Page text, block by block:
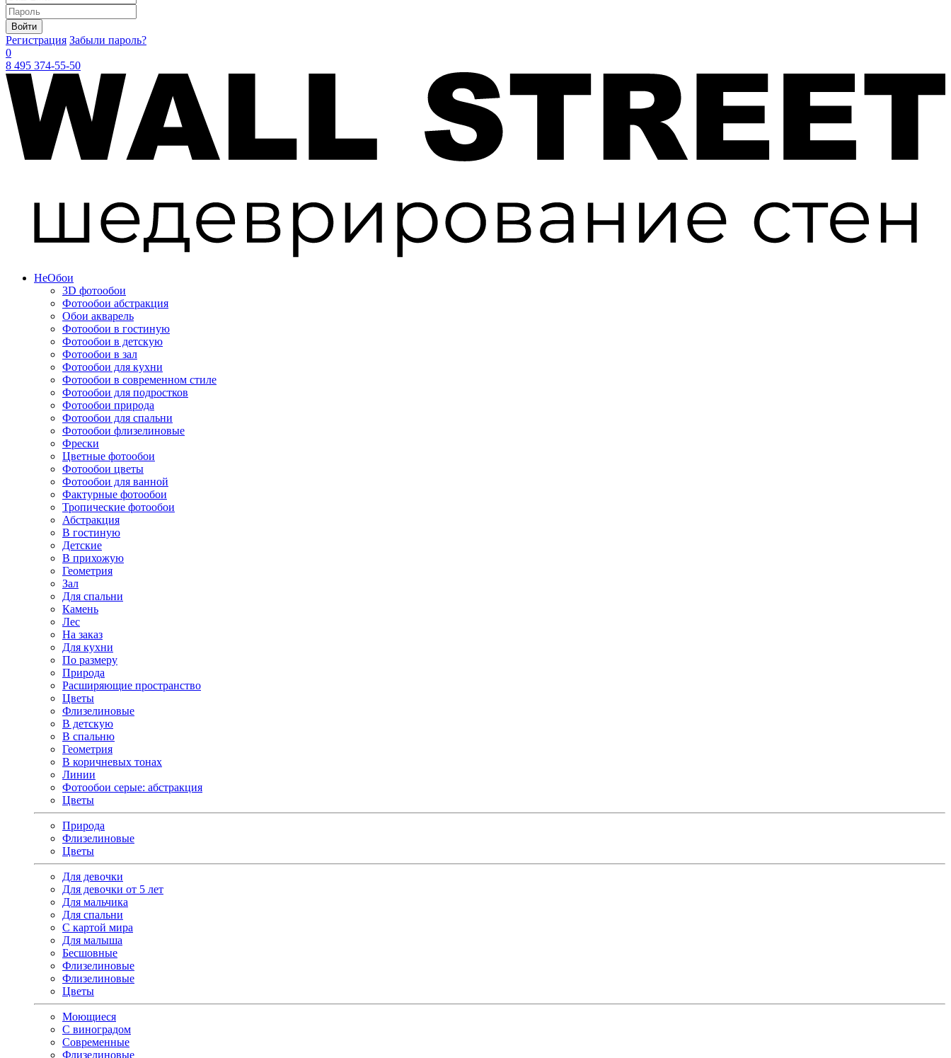
Войти
Регистрация Забыли пароль?
0
8 495 374-55-50
НеОбои
3D фотообои
Фотообои абстракция
Обои акварель
Фотообои в гостиную
Фотообои в детскую
Фотообои в зал
Фотообои для кухни
Фотообои в современном стиле
Фотообои для подростков
Фотообои природа
Фотообои для спальни
Фотообои флизелиновые
Фрески
Цветные фотообои
Фотообои цветы
Фотообои для ванной
Фактурные фотообои
Тропические фотообои
Абстракция
В гостиную
Детские
В прихожую
Геометрия
Зал
Для спальни
Камень
Лес
На заказ
Для кухни
По размеру
Природа
Расширяющие пространство
Цветы
Флизелиновые
В детскую
В спальню
Геометрия
В коричневых тонах
Линии
Фотообои серые: абстракция
Цветы
Природа
Флизелиновые
Цветы
Для девочки
Для девочки от 5 лет
Для мальчика
Для спальни
С картой мира
Для малыша
Бесшовные
Флизелиновые
Флизелиновые
Цветы
Моющиеся
С виноградом
Современные
Флизелиновые